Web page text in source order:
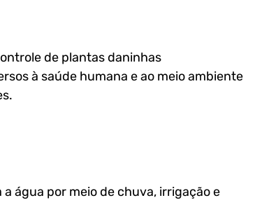
de plantas daninhas
à saúde humana e ao meio ambiente
água por meio de chuva, irrigação e